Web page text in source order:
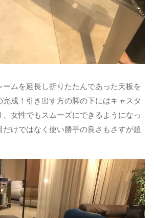
ームを延長し折りたたんであった天板を
成！引き出す方の脚の下にはキャスタ
、女性でもスムーズにできるようになっ
けではなく使い勝手の良さもさすが超